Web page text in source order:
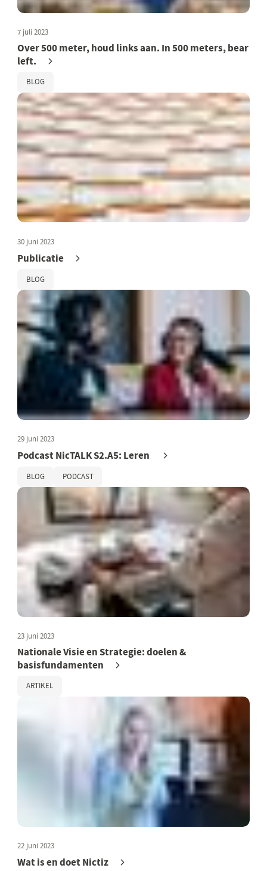
7 juli 2023
Over 500 meter, houd links aan. In 500 meters, bear
left.
BLOG
30 juni 2023
Publicatie
BLOG
29 juni 2023
Podcast NicTALK S2.A5: Leren
BLOG PODCAST
23 juni 2023
Nationale Visie en Strategie: doelen &
basisfundamenten
ARTIKEL
22 juni 2023
Wat is en doet Nictiz